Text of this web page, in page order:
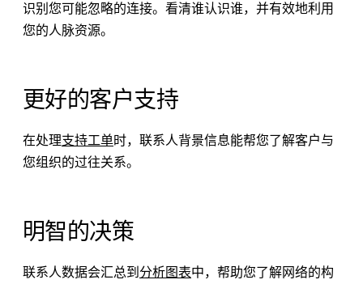
识别您可能忽略的连接。看清谁认识谁，并有效地利用
您的人脉资源。
更好的客户支持
在处理支持工单时，联系人背景信息能帮您了解客户与
您组织的过往关系。
明智的决策
联系人数据会汇总到 分析图表中，帮助您了解网络的构